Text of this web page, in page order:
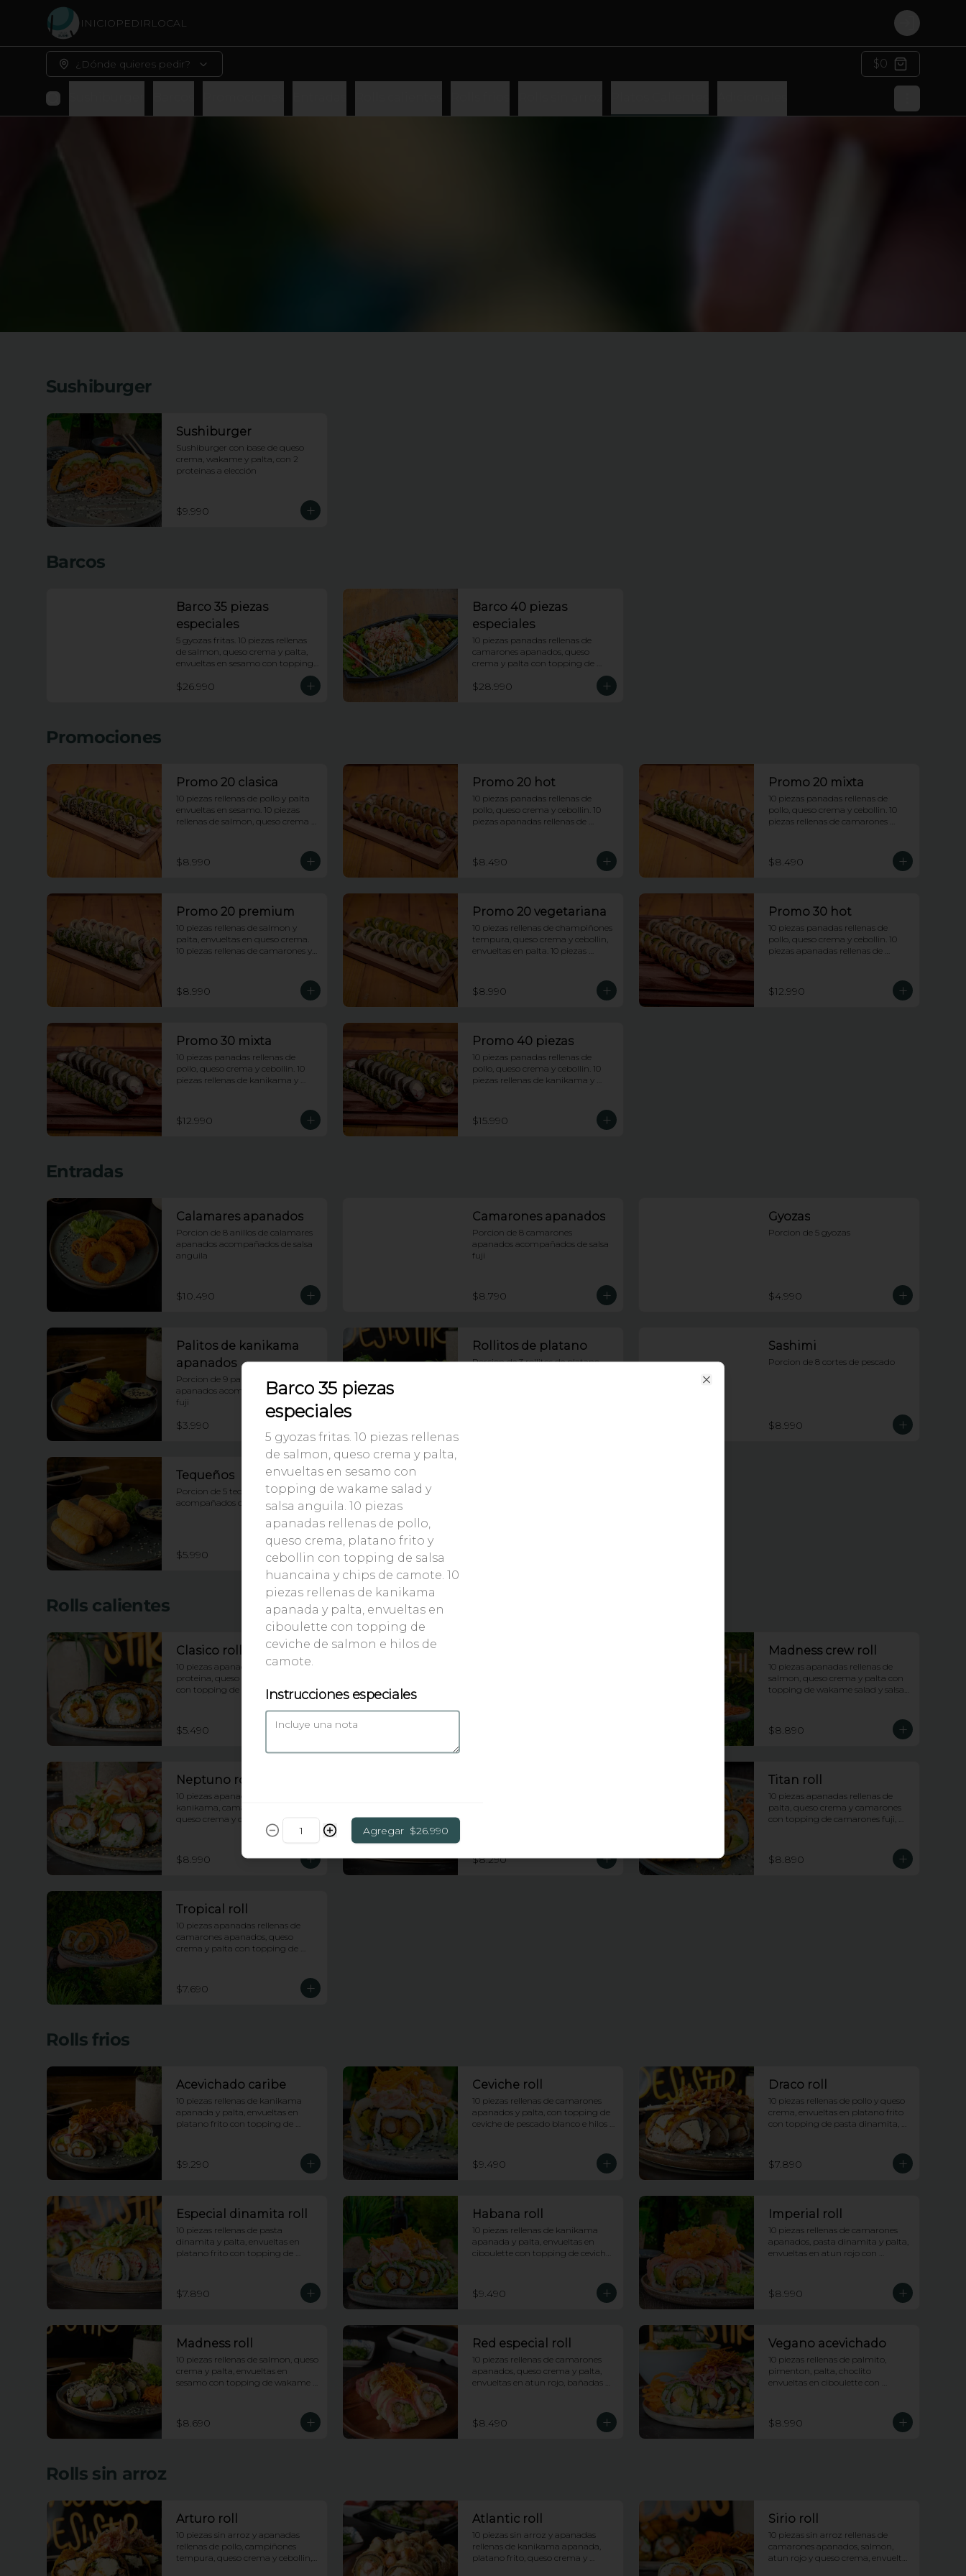
INICIOPEDIRLOCAL Login
¿Dónde quieres pedir? $0
Sushiburger
Sushiburger
Sushiburger con base de queso
crema, wakame y palta, con 2
proteinas a elección
$9.990
Barcos
Barco 35 piezas
especiales
5 gyozas fritas. 10 piezas rellenas
de salmon, queso crema y palta,
envueltas en sesamo con topping
de wakame salad y salsa anguila.
10 piezas apanadas rellenas de
pollo, queso crema, platano frito y
$26.990
Barco 40 piezas
especiales
10 piezas panadas rellenas de
camarones apanados, queso
crema y palta con topping de
salsa maracuya. 10 piezas rellenas
de camarones apanados, queso
envueltas en queso crema con
topping de wakame.
$28.990
Promociones
Promo 20 clasica
10 piezas rellenas de pollo y palta
envueltas en sesamo. 10 piezas
rellenas de salmon, queso crema y
$8.990
Promo 20 hot
10 piezas panadas rellenas de
pollo, queso crema y cebollin. 10
piezas apanadas rellenas de
$8.490
Promo 20 mixta
10 piezas panadas rellenas de
pollo, queso crema y cebollin. 10
piezas rellenas de camarones
$8.490
Promo 20 premium
10 piezas rellenas de salmon y
palta, envueltas en queso crema.
10 piezas rellenas de camarones y
$8.990
Promo 20 vegetariana
10 piezas rellenas de champiñones
tempura, queso crema y cebollin,
envueltas en palta. 10 piezas
$8.990
Promo 30 hot
10 piezas panadas rellenas de
pollo, queso crema y cebollin. 10
piezas apanadas rellenas de
champiñones tempura, queso
crema y cebollin.
$12.990
Promo 30 mixta
10 piezas panadas rellenas de
pollo, queso crema y cebollin. 10
piezas rellenas de kanikama y
apanados y palta envueltas en
ciboulette.
$12.990
Promo 40 piezas
10 piezas panadas rellenas de
pollo, queso crema y cebollin. 10
piezas rellenas de kanikama y
apanados y palta envueltas en
ciboulette. 10 piezas rellenas de
$15.990
Entradas
Calamares apanados
Porcion de 8 anillos de calamares
apanados acompañados de salsa
anguila
$10.490
Camarones apanados
Porcion de 8 camarones
apanados acompañados de salsa
fuji
$8.790
Gyozas
Porcion de 5 gyozas
$4.990
Palitos de kanikama
apanados
Porcion de 9 palitos de kanikama
apanados acompañados de salsa
fuji
$3.990
Rollitos de platano
Porcion de 3 rollitos de platano
Sashimi
Porcion de 8 cortes de pescado
$8.990
Tequeños
Porcion de 5 tequeños
acompañados con salsa tartara
$5.990
Rolls calientes
Clasico roll
10 piezas apanadas rellenas de
proteina, queso crema y cebollin
con topping de salsa anguila
$5.490
Madness crew roll
10 piezas apanadas rellenas de
salmon, queso crema y palta con
topping de wakame salad y salsa
$8.890
Neptuno roll
10 piezas apanadas rellenas de
kanikama, camarones apanados,
queso crema y cebollin con
topping de ensalada neptuno,
$8.990 $8.290
Titan roll
10 piezas apanadas rellenas de
palta, queso crema y camarones
con topping de camarones fuji,
$8.890
Tropical roll
10 piezas apanadas rellenas de
camarones apanados, queso
crema y palta con topping de
$7.690
Rolls frios
Acevichado caribe
10 piezas rellenas de kanikama
apanada y palta, envueltas en
platano frito con topping de
$9.290
Ceviche roll
10 piezas rellenas de camarones
apanados y palta, con topping de
ceviche de pescado blanco e hilos
$9.490
Draco roll
10 piezas rellenas de pollo y queso
crema, envueltas en platano frito
con topping de pasta dinamita,
$7.890
Especial dinamita roll
10 piezas rellenas de pasta
dinamita y palta, envueltas en
platano frito con topping de
$7.890
Habana roll
10 piezas rellenas de kanikama
apanada y palta, envueltas en
ciboulette con topping de ceviche
$9.490
Imperial roll
10 piezas rellenas de camarones
apanados, pasta dinamita y palta,
envueltas en atun rojo con
de ciboulette
$8.990
Madness roll
10 piezas rellenas de salmon, queso
crema y palta, envueltas en
sesamo con topping de wakame
$8.690
Red especial roll
10 piezas rellenas de camarones
apanados, queso crema y palta,
envueltas en atun rojo, bañadas
$8.490
Vegano acevichado
10 piezas rellenas de palmito,
pimenton, palta, choclito
envueltas en ciboulette con
$8.990
Rolls sin arroz
Arturo roll
10 piezas sin arroz y apanadas
rellenas de pollo, campiñones
tempura, queso crema y cebollin,
Atlantic roll
10 piezas sin arroz y apanadas
rellenas de kanikama apanada,
platano frito, queso crema y
Sirio roll
10 piezas sin arroz rellenas de
camarones apanados, salmon,
atun rojo y queso crema, envueltas
Barco 35 piezas
especiales
5 gyozas fritas. 10 piezas rellenas
de salmon, queso crema y palta,
envueltas en sesamo con
topping de wakame salad y
salsa anguila. 10 piezas
apanadas rellenas de pollo,
queso crema, platano frito y
cebollin con topping de salsa
huancaina y chips de camote. 10
piezas rellenas de kanikama
apanada y palta, envueltas en
ciboulette con topping de
ceviche de salmon e hilos de
camote.
Instrucciones especiales
Agregar $26.990